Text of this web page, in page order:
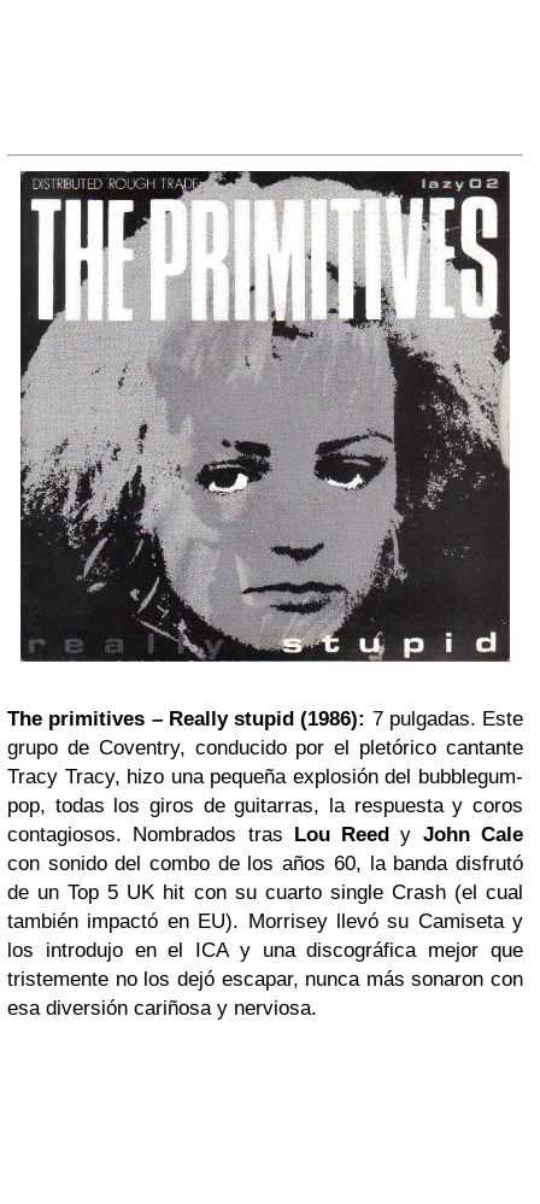
The primitives – Really stupid (1986): 7 pulgadas. Este
grupo de Coventry, conducido por el pletórico cantante
Tracy Tracy, hizo una pequeña explosión del bubblegum-
pop, todas los giros de guitarras, la respuesta y coros
contagiosos. Nombrados tras Lou Reed y John Cale
con sonido del combo de los años 60, la banda disfrutó
de un Top 5 UK hit con su cuarto single Crash (el cual
también impactó en EU). Morrisey llevó su Camiseta y
los introdujo en el ICA y una discográfica mejor que
tristemente no los dejó escapar, nunca más sonaron con
esa diversión cariñosa y nerviosa.